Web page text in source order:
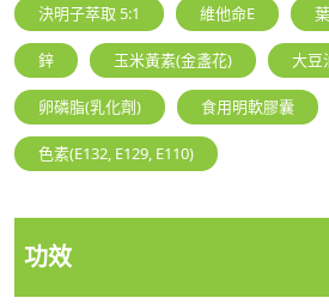
決明子萃取 5:1 維他命E
鋅 玉米黃素(金盞花) 大豆
卵磷脂(乳化劑) 食用明軟膠囊
色素(E132, E129, E110)
功效